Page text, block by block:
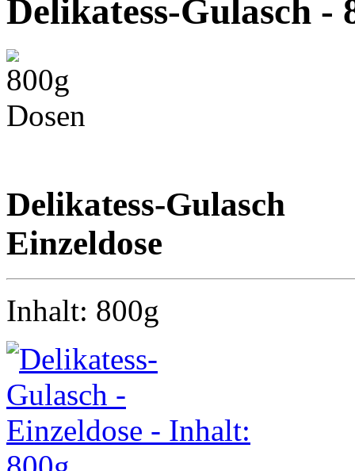
Delikatess-Gulasch -
Delikatess-Gulasch
Einzeldose
Inhalt: 800g